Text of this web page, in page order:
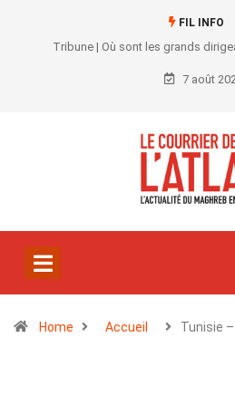
FIL INFO
Tribune | Où sont les grands
7 août
Home Accueil Tunisie